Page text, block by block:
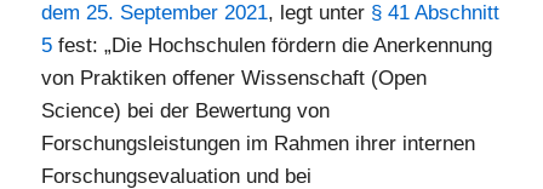
dem 25. September 2021, legt unter § 41 Abschnitt
5 fest: „Die Hochschulen fördern die Anerkennung
von Praktiken offener Wissenschaft (Open
Science) bei der Bewertung von
Forschungsleistungen im Rahmen ihrer internen
Forschungsevaluation und bei